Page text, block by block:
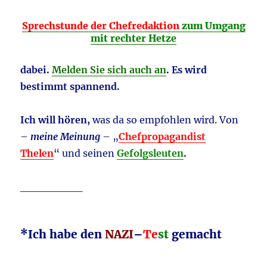
Sprechstunde der Chefredaktion zum Umgang
mit rechter Hetze
dabei. Melden Sie sich auch an. Es wird
bestimmt spannend.
Ich will hören,was da so empfohlen wird. Von
– meine Meinung – „Chefpropagandist
Thelen“ und seinenGefolgsleuten.
*Ich habe denNAZI–Test gemacht